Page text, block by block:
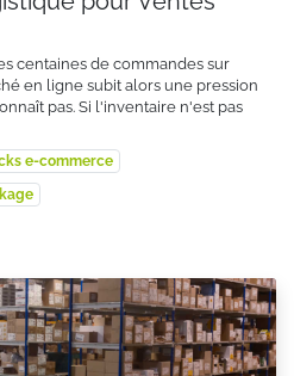
centaines de commandes sur
en ligne subit alors une pression
pas. Si l'inventaire n'est pas
e-commerce